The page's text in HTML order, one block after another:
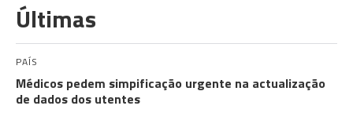
Últimas
PAÍS
Médicos pedem simpificação urgente na actualização
de dados dos utentes